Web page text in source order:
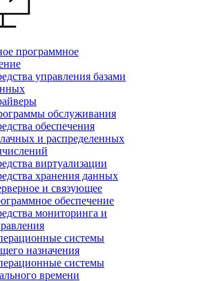
программное
управления базами
обслуживания
обеспечения
и распределенных
виртуализации
хранения данных
и связующее
обеспечение
мониторинга и
системы
назначения
системы
времени